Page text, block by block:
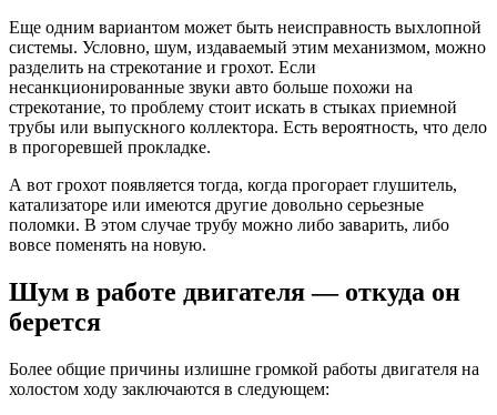
Еще одним вариантом может быть неисправность выхлопной
системы. Условно, шум, издаваемый этим механизмом, можно
разделить на стрекотание и грохот. Если
несанкционированные звуки авто больше похожи на
стрекотание, то проблему стоит искать в стыках приемной
трубы или выпускного коллектора. Есть вероятность, что дело
в прогоревшей прокладке.
А вот грохот появляется тогда, когда прогорает глушитель,
катализаторе или имеются другие довольно серьезные
поломки. В этом случае трубу можно либо заварить, либо
вовсе поменять на новую.
Шум в работе двигателя — откуда он
берется
Более общие причины излишне громкой работы двигателя на
холостом ходу заключаются в следующем: